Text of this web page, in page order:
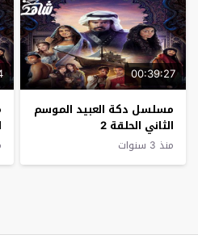
00:39:27
مسلسل دكة العبيد الموسم
الثاني الحلقة 2
منذ 3 سنوات